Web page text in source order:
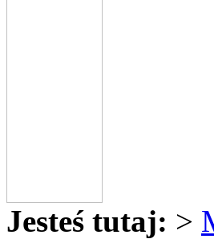
Jesteś tutaj: >